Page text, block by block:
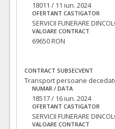
18011 / 11 iun. 2024
OFERTANT CASTIGATOR
SERVICII FUNERARE
VALOARE CONTRACT
69650 RON
CONTRACT SUBSECVENT
Transport persoane
NUMAR / DATA
18517 / 16 iun. 2024
OFERTANT CASTIGATOR
SERVICII FUNERARE
VALOARE CONTRACT